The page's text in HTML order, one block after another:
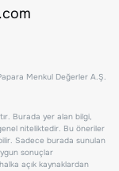
Menkul Değerler A.Ş.
Burada yer alan bilgi,
genel niteliktedir. Bu öneriler
Sadece burada sunulan
sonuçlar
açık kaynaklardan